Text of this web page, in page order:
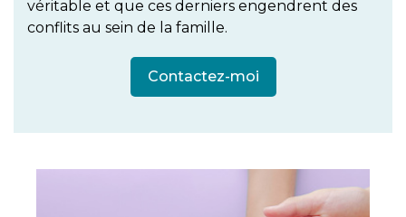
véritable et que ces derniers engendrent des
conflits au sein de la famille.
Contactez-moi